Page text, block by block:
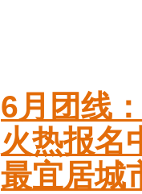
6月团线
火热报名
最宜居城